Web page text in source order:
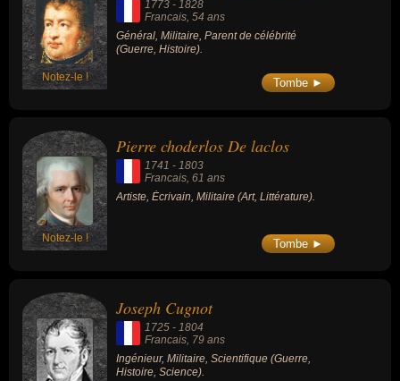
Notez-le !
1773 - 1828
Francais, 54 ans
Général, Militaire, Parent de célébrité
(Guerre, Histoire).
Tombe ►
Notez-le !
Pierre choderlos De laclos
1741 - 1803
Francais, 61 ans
Artiste, Écrivain, Militaire (Art, Littérature).
Tombe ►
Joseph Cugnot
1725 - 1804
Francais, 79 ans
Ingénieur, Militaire, Scientifique (Guerre,
Histoire, Science).